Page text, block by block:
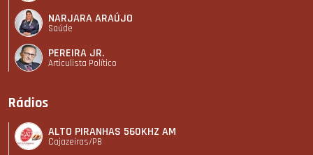
NARJARA ARAÚJO
Saúde
PEREIRA JR.
Articulista Polí­tico
Rádios
ALTO PIRANHAS 560KHZ AM
Cajazeiras/PB